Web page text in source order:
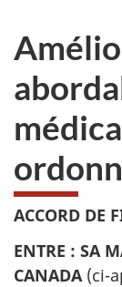
ACCORD DE
ENTRE : SA
CANADA (ci-